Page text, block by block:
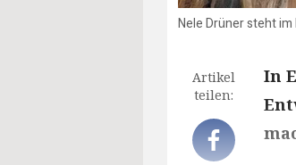
Nele Drüner steht
Artikel
teilen:
In